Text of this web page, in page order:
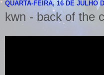
QUARTA-FEIRA, 16 DE JULHO
kwn - back of the